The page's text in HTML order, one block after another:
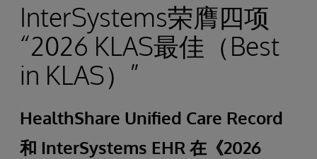
InterSystems荣膺四项
“2026 KLAS最佳（Best
in KLAS）”
HealthShare Unified Care Record
和 InterSystems EHR 在《2026